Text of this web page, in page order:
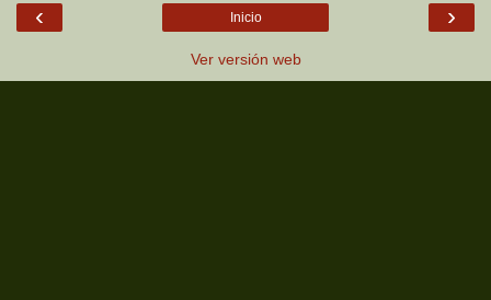
‹ ›
Inicio
Ver versión web